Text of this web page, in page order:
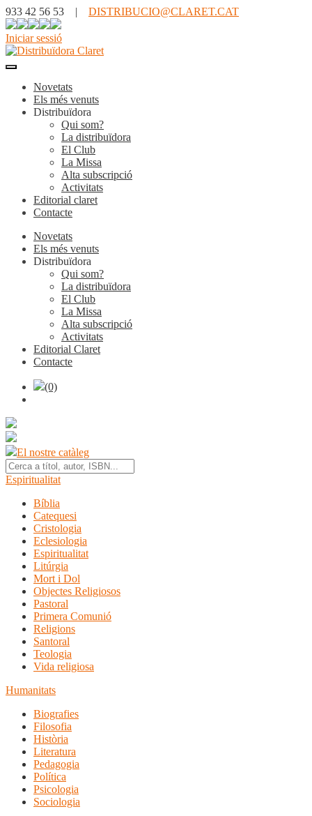
933 42 56 53 | DISTRIBUCIO@CLARET.CAT
Iniciar sessió
Novetats
Els més venuts
Distribuïdora
Qui som?
La distribuïdora
El Club
La Missa
Alta subscripció
Activitats
Editorial claret
Contacte
Novetats
Els més venuts
Distribuïdora
Qui som?
La distribuïdora
El Club
La Missa
Alta subscripció
Activitats
Editorial Claret
Contacte
(0)
El nostre catàleg
Espiritualitat
Bíblia
Catequesi
Cristologia
Eclesiologia
Espiritualitat
Litúrgia
Mort i Dol
Objectes Religiosos
Pastoral
Primera Comunió
Religions
Santoral
Teologia
Vida religiosa
Humanitats
Biografies
Filosofia
Història
Literatura
Pedagogia
Política
Psicologia
Sociologia